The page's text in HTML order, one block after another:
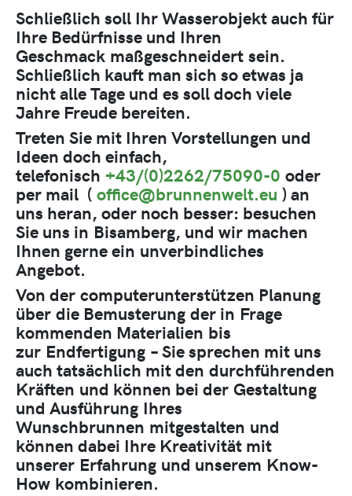
Schließlich soll Ihr Wasserobjekt auch für
Ihre Bedürfnisse und Ihren
Geschmack maßgeschneidert sein.
Schließlich kauft man sich so etwas ja
nicht alle Tage und es soll doch viele
Jahre Freude bereiten.
Treten Sie mit Ihren Vorstellungen und
Ideen doch einfach,
telefonisch +43/(0)2262/75090-0 oder
per mail ( office@brunnenwelt.eu ) an
uns heran, oder noch besser: besuchen
Sie uns in Bisamberg, und wir machen
Ihnen gerne ein unverbindliches
Angebot.
Von der computerunterstützen Planung
über die Bemusterung der in Frage
kommenden Materialien bis
zur Endfertigung – Sie sprechen mit uns
auch tatsächlich mit den durchführenden
Kräften und können bei der Gestaltung
und Ausführung Ihres
Wunschbrunnen mitgestalten und
können dabei Ihre Kreativität mit
unserer Erfahrung und unserem Know-
How kombinieren.